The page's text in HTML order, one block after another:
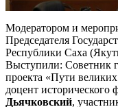
Модератором и
Председателя
Республики Саха
Выступили: Советник
проекта «Пути
доцент
Дьячковский,